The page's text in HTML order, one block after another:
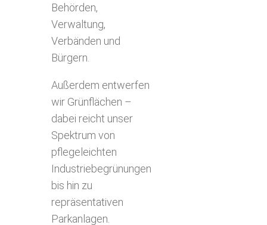
Behörden,
Verwaltung,
Verbänden und
Bürgern.
Außerdem entwerfen
wir Grünflächen –
dabei reicht unser
Spektrum von
pflegeleichten
Industriebegrünungen
bis hin zu
repräsentativen
Parkanlagen.